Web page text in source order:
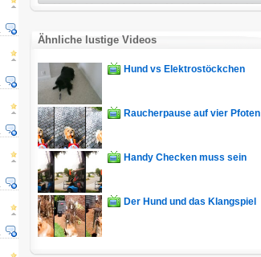
Ähnliche lustige Videos
Hund vs Elektrostöckchen
Raucherpause auf vier Pfoten
Handy Checken muss sein
Der Hund und das Klangspiel